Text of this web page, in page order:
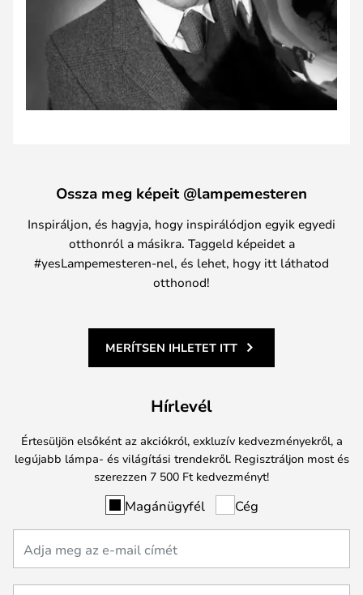
Ossza meg képeit @lampemesteren
Inspiráljon, és hagyja, hogy inspirálódjon egyik egyedi
otthonról a másikra. Taggeld képeidet a
#yesLampemesteren-nel, és lehet, hogy itt láthatod
otthonod!
MERÍTSEN IHLETET ITT
Hírlevél
Értesüljön elsőként az akciókról, exkluzív kedvezményekről, a
legújabb lámpa- és világítási trendekről. Regisztráljon most és
szerezzen 7 500 Ft kedvezményt!
Magánügyfél Cég